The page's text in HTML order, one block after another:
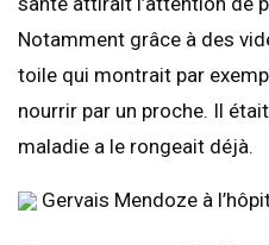
Notamment grâce à des
toile qui montrait par
nourrir par un proche. Il
maladie a le rongeait déjà.
Gervais Mendoze à